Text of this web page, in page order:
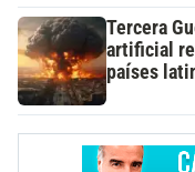
Tercera
artificial
países